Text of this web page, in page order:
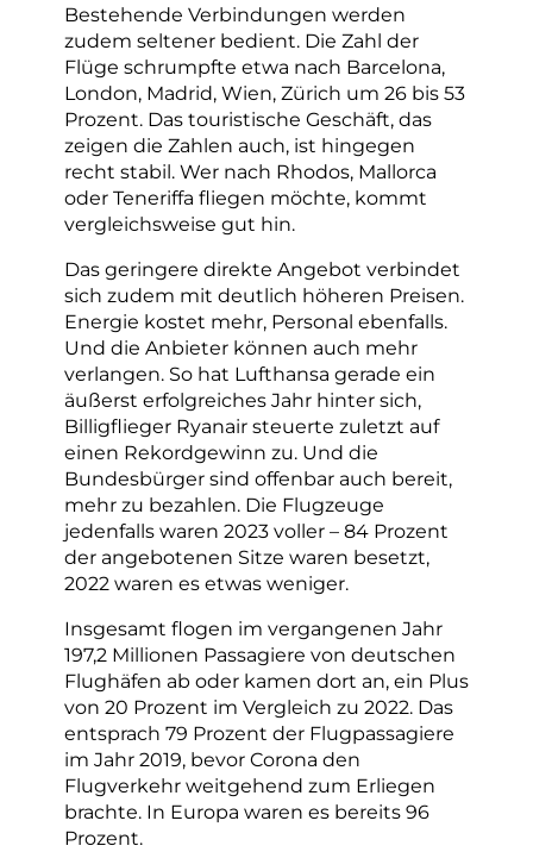
Bestehende Verbindungen werden
zudem seltener bedient. Die Zahl der
Flüge schrumpfte etwa nach Barcelona,
London, Madrid, Wien, Zürich um 26 bis 53
Prozent. Das touristische Geschäft, das
zeigen die Zahlen auch, ist hingegen
recht stabil. Wer nach Rhodos, Mallorca
oder Teneriffa fliegen möchte, kommt
vergleichsweise gut hin.
Das geringere direkte Angebot verbindet
sich zudem mit deutlich höheren Preisen.
Energie kostet mehr, Personal ebenfalls.
Und die Anbieter können auch mehr
verlangen. So hat Lufthansa gerade ein
äußerst erfolgreiches Jahr hinter sich,
Billigflieger Ryanair steuerte zuletzt auf
einen Rekordgewinn zu. Und die
Bundesbürger sind offenbar auch bereit,
mehr zu bezahlen. Die Flugzeuge
jedenfalls waren 2023 voller – 84 Prozent
der angebotenen Sitze waren besetzt,
2022 waren es etwas weniger.
Insgesamt flogen im vergangenen Jahr
197,2 Millionen Passagiere von deutschen
Flughäfen ab oder kamen dort an, ein Plus
von 20 Prozent im Vergleich zu 2022. Das
entsprach 79 Prozent der Flugpassagiere
im Jahr 2019, bevor Corona den
Flugverkehr weitgehend zum Erliegen
brachte. In Europa waren es bereits 96
Prozent.